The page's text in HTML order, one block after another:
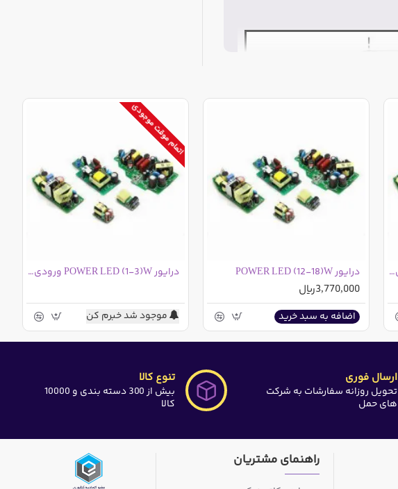
درایور POWER LED (1-3)W ورودی 220 ولت درایور POWER LED (12-18)W
3,770,000ریال
اضافه به سبد خرید
اتمام موقت موجودی
درایور POWER LED (1-3)W ورودی 12 ولت
موجود شد خبرم کن
ارسال فوری
تحویل روزانه سفارشات به شرکت
های حمل
تنوع کالا
بیش از 300 دسته بندی و 10000
کالا
راهنمای مشتریان